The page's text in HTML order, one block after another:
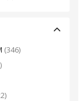
(346)